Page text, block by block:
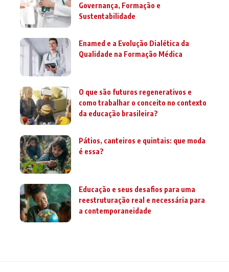
Governança, Formação e
Sustentabilidade
Enamed e a Evolução Dialética da
Qualidade na Formação Médica
O que são futuros regenerativos e
como trabalhar o conceito no contexto
da educação brasileira?
Pátios, canteiros e quintais: que moda
é essa?
Educação e seus desafios para uma
reestruturação real e necessária para
a contemporaneidade